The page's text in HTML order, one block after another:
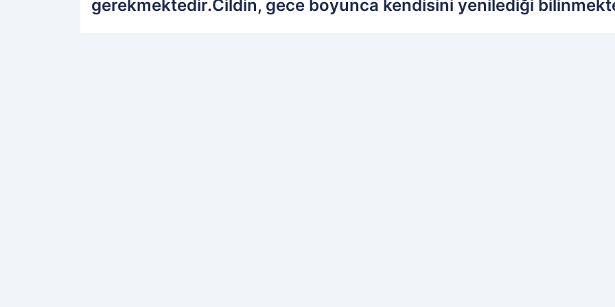
gerekmektedir.Cildin, gece boyunca kendisini yenilediği